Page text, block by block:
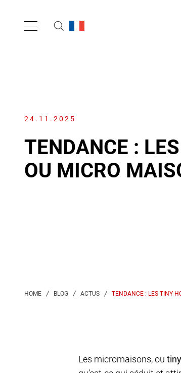
24.11.2025
TENDANCE :
OU MICRO
TENDANCE : LES TINY
Les micromaisons, ou